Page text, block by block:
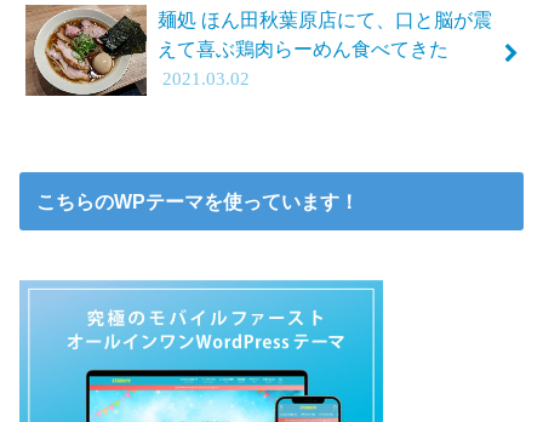
麺処 ほん田秋葉原店にて、口と脳が震
えて喜ぶ鶏肉らーめん食べてきた
2021.03.02
こちらのWPテーマを使っています！